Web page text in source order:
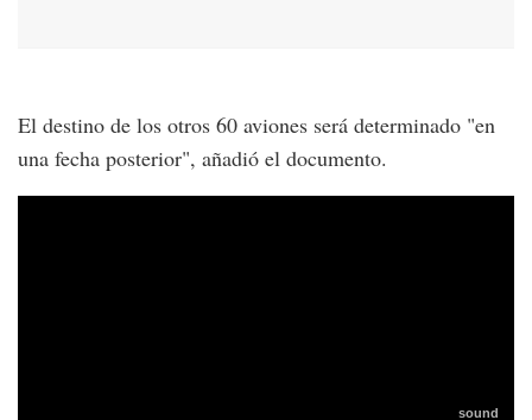
El destino de los otros 60 aviones será determinado "en
una fecha posterior", añadió el documento.